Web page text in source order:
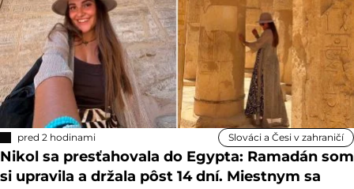
pred 2 hodinami Slováci a Česi v zahraničí
Nikol sa presťahovala do Egypta: Ramadán som
si upravila a držala pôst 14 dní. Miestnym sa